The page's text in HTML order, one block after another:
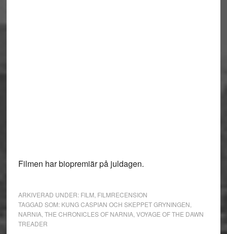
Filmen har biopremiär på juldagen.
ARKIVERAD UNDER: FILM FILMRECENSION
TAGGAD SOM: KUNG CASPIAN OCH SKEPPET GRYNINGEN
NARNIA, THE CHRONICLES OF NARNIA, VOYAGE OF THE DAWN
TREADER